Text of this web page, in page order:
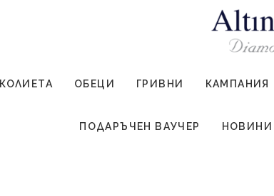
КОЛИЕТА ОБЕЦИ ГРИВНИ КАМПАНИЯ
ПОДАРЪЧЕН ВАУЧЕР НОВИНИ